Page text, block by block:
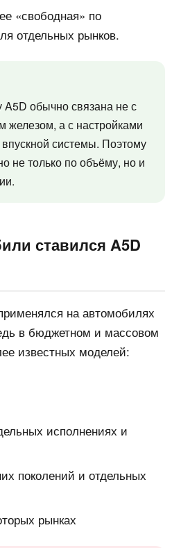
«свободная» по
отдельных рынков.
обычно связана не с
железом, а с настройками
системы. Поэтому
не только по объёму, но и
ставился A5D
на автомобилях
в бюджетном и массовом
известных моделей:
исполнениях и
поколений и отдельных
рынках